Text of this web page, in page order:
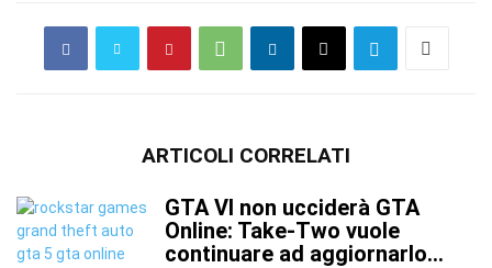
ARTICOLI CORRELATI
GTA VI non ucciderà GTA
Online: Take-Two vuole
continuare ad aggiornarlo...